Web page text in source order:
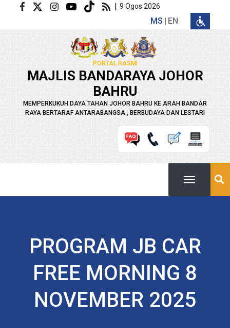
Langkau ke kandungan utama | 9 Ogos 2026
MS EN
PORTAL RASMI
MAJLIS BANDARAYA JOHOR
BAHRU
MEMPERKUKUH DAYA TAHAN JOHOR BAHRU KE ARAH BANDAR
RAYA BERTARAF ANTARABANGSA , BERBUDAYA DAN LESTARI
PROGRAM JB CAR
FREE MORNING 8
NOVEMBER 2025